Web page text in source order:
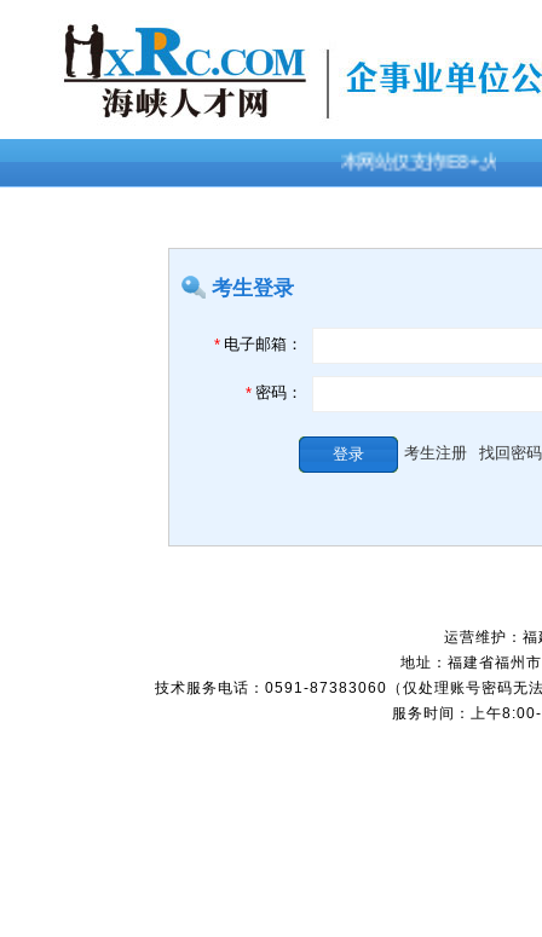
本网站仅支持IE8+,火狐,谷
考生登录
* 电子邮箱：
* 密码：
考生注册 找回密码
运营维护：
地址：福建省福州
技术服务电话：0591-87383060（仅处理账号密码无
服务时间：上午